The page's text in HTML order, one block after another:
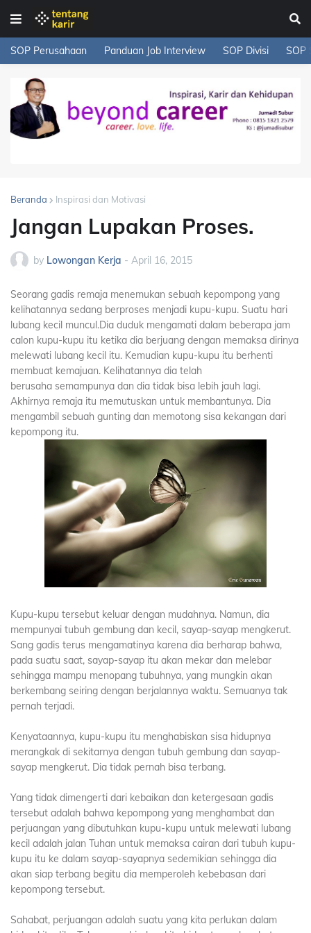
SOP Perusahaan Panduan Job Interview SOP Divisi SOP
Beranda Inspirasi dan Motivasi
Jangan Lupakan Proses.
by Lowongan Kerja - April 16, 2015
Seorang gadis remaja menemukan sebuah kepompong yang
kelihatannya sedang berproses menjadi kupu-kupu. Suatu hari
lubang kecil muncul.Dia duduk mengamati dalam beberapa jam
calon kupu-kupu itu ketika dia berjuang dengan memaksa dirinya
melewati lubang kecil itu. Kemudian kupu-kupu itu berhenti
membuat kemajuan. Kelihatannya dia telah
berusaha semampunya dan dia tidak bisa lebih jauh lagi.
Akhirnya remaja itu memutuskan untuk membantunya. Dia
mengambil sebuah gunting dan memotong sisa kekangan dari
kepompong itu.
Kupu-kupu tersebut keluar dengan mudahnya. Namun, dia
mempunyai tubuh gembung dan kecil, sayap-sayap mengkerut.
Sang gadis terus mengamatinya karena dia berharap bahwa,
pada suatu saat, sayap-sayap itu akan mekar dan melebar
sehingga mampu menopang tubuhnya, yang mungkin akan
berkembang seiring dengan berjalannya waktu. Semuanya tak
pernah terjadi.
Kenyataannya, kupu-kupu itu menghabiskan sisa hidupnya
merangkak di sekitarnya dengan tubuh gembung dan sayap-
sayap mengkerut. Dia tidak pernah bisa terbang.
Yang tidak dimengerti dari kebaikan dan ketergesaan gadis
tersebut adalah bahwa kepompong yang menghambat dan
perjuangan yang dibutuhkan kupu-kupu untuk melewati lubang
kecil adalah jalan Tuhan untuk memaksa cairan dari tubuh kupu-
kupu itu ke dalam sayap-sayapnya sedemikian sehingga dia
akan siap terbang begitu dia memperoleh kebebasan dari
kepompong tersebut.
Sahabat, perjuangan adalah suatu yang kita perlukan dalam